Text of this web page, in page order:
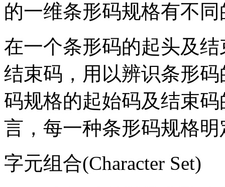
的一维条形码规格有不
在一个条形码的起头及
结束码，用以辨识条形
码规格的起始码及结束
言，每一种条形码规格
字元组合(Character Set)